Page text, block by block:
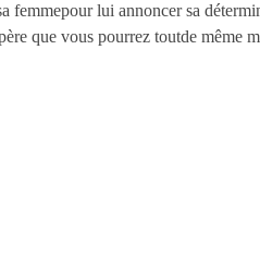
femmepour lui annoncer sa
que vous pourrez toutde même